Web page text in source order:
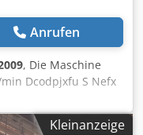
Anrufen
, Die Maschine
Dcodpjxfu S Nefx
Kleinanzeige